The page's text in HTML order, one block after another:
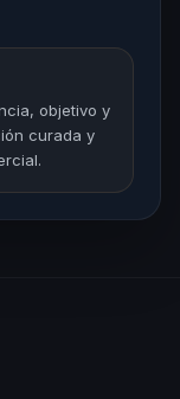
objetivo y
curada y